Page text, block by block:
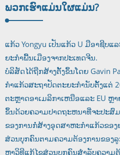
ພວກເຮົາແມ່ນໃຜແມ່ນ?
ແກ້ວ Yongyu ເປັນແກ້ວ U ມືອາຊີບ
ຍະກໍາພື້ນເມືອງຈາກປະເທດຈີນ.
ບໍລິສັດໄດ້ຖືກສ້າງຕັ້ງຂຶ້ນໂດຍ Gavin
ກໍາແກ້ວສະຖາປັດຕະຍະກໍານັບຕັ້ງແຕ່
ຕະຫຼາດອາເມລິກາເຫນືອແລະ EU ຫຼ
ຂຶ້ນດ້ວຍຄວາມປາດຖະຫນາທີ່ຈະປະສົ
ຂອງການກໍ່ສ້າງອຸດສາຫະກໍາແກ້ວຂອ
ສ່ວນບຸກຄົນຕາມຄວາມຕ້ອງການຂອງ
ຫາວິທີແກ້ໄຂສ່ວນບຸກຄົນສໍາລັບຄວາມ